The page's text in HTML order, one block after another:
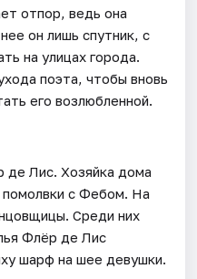
отпор, ведь она
он лишь спутник, с
на улицах города.
поэта, чтобы вновь
его возлюбленной.
де Лис. Хозяйка дома
помолвки с Фебом. На
Среди них
Флёр де Лис
шарф на шее девушки.